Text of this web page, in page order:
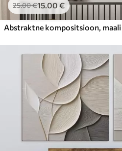
25.00€15.00 €